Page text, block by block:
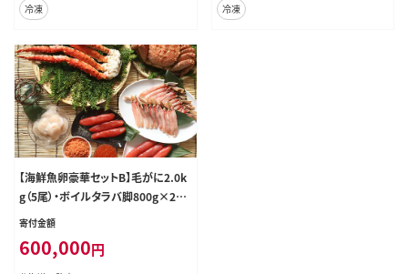
冷凍
冷凍
【海鮮魚卵豪華セットB】毛がに2.0k
g（5尾）・ボイルタラバ脚800g×2・イ
クラ・たらこ・明太子・ズワイ蟹ポーシ
寄付金額
600,000円